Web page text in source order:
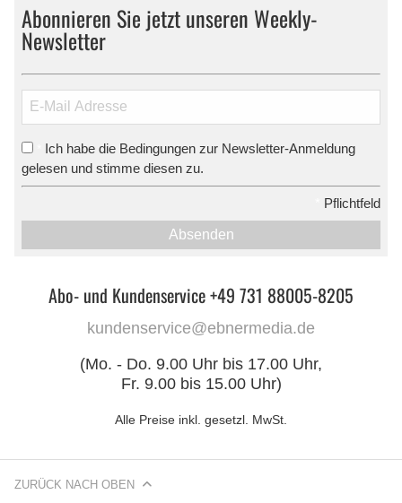
Abonnieren Sie jetzt unseren Weekly-
Newsletter
Ich habe die Bedingungen zur Newsletter-Anmeldung
gelesen und stimme diesen zu.
Pflichtfeld
Absenden
Abo- und Kundenservice +49 731 88005-8205
kundenservice@ebnermedia.de
(Mo. - Do. 9.00 Uhr bis 17.00 Uhr,
Fr. 9.00 bis 15.00 Uhr)
Alle Preise inkl. gesetzl. MwSt.
ZURÜCK NACH OBEN